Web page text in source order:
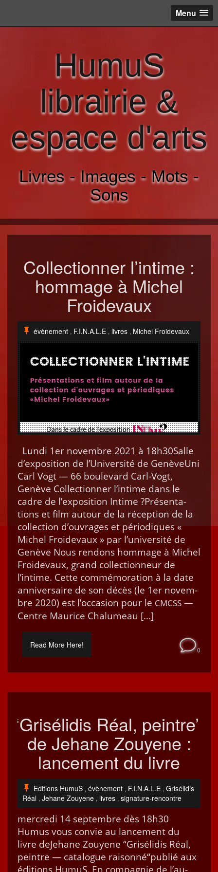
Menu
HumuS
librairie &
espace d'arts
Livres - Images - Mots -
Sons
Collectionner l’intime :
hommage à Michel
Froidevaux
évènement , F.I.N.A.L.E , livres , Michel Froidevaux
Lun­di 1er novem­bre 2021 à 18h30Salle
d’exposition de l’Université de Genève­U­ni
Carl Vogt — 66 boule­vard Carl-Vogt,
Genève Col­lec­tion­ner l’intime dans le
cadre de l’exposition Intime ?Présen­ta­
tions et film autour de la récep­tion de la
col­lec­tion d’ouvrages et péri­odiques «
Michel Froide­vaux » par l’université de
Genève Nous ren­dons hom­mage à Michel
Froide­vaux, grand col­lec­tion­neur de
l’intime. Cette com­mé­mora­tion à la date
anniver­saire de son décès (le 1er novem­
bre 2020) est l’occasion pour le CMCSS —
Cen­tre Mau­rice Chalumeau […]
Read More Here!
0
‘Grisélidis Réal, peintre’
de Jehane Zouyene :
lancement du livre
Editions HumuS , évènement , F.I.N.A.L.E , Grisélidis
Réal , Jehane Zouyene , livres , signature-rencontre
mer­cre­di 14 sep­tem­bre dès 18h30
Humus vous con­vie au lance­ment du
livre deJe­hane Zouyene “Grisé­lidis Réal,
pein­tre — cat­a­logue raison­né“pub­lié aux